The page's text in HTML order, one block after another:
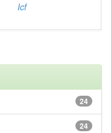
Icf
24
24